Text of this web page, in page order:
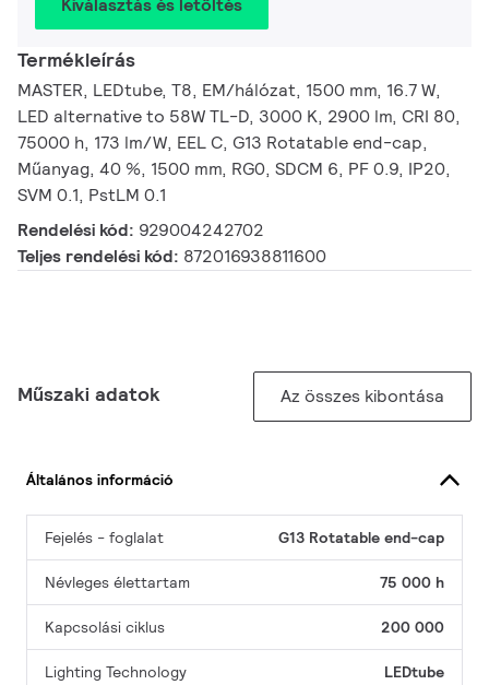
Kiválasztás és letöltés
Termékleírás
MASTER, LEDtube, T8, EM/hálózat, 1500 mm, 16.7 W,
LED alternative to 58W TL-D, 3000 K, 2900 lm, CRI 80,
75000 h, 173 lm/W, EEL C, G13 Rotatable end-cap,
Műanyag, 40 %, 1500 mm, RG0, SDCM 6, PF 0.9, IP20,
SVM 0.1, PstLM 0.1
Rendelési kód: 929004242702
Teljes rendelési kód: 872016938811600
Műszaki adatok Az összes kibontása
Általános információ
Fejelés - foglalat G13 Rotatable end-cap
Névleges élettartam 75 000 h
Kapcsolási ciklus 200 000
Lighting Technology LEDtube